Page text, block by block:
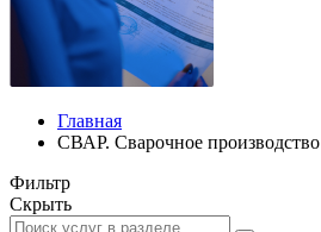
Главная
СВАР. Сварочное производство
Фильтр
Скрыть